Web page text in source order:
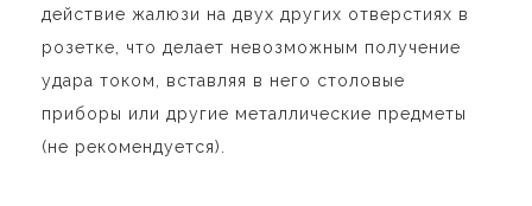
действие жалюзи на двух других отверстиях в
розетке, что делает невозможным получение
удара током, вставляя в него столовые
приборы или другие металлические предметы
(не рекомендуется).